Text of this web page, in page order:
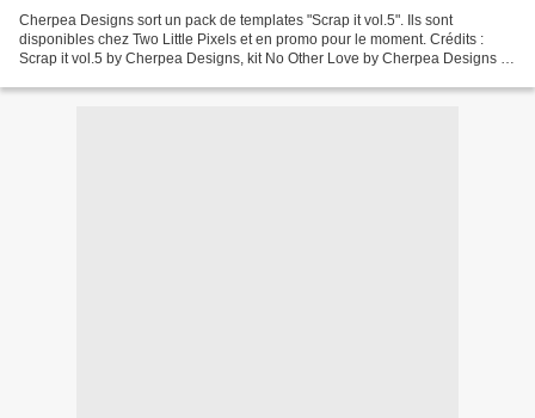
Cherpea Designs sort un pack de templates "Scrap it vol.5". Ils sont
disponibles chez Two Little Pixels et en promo pour le moment. Crédits :
Scrap it vol.5 by Cherpea Designs, kit No Other Love by Cherpea Designs &